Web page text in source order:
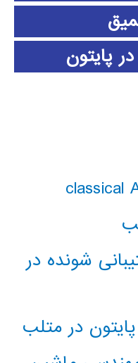
پایتون
شونده در
در متلب